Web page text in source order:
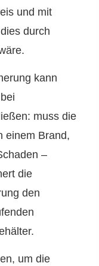
und mit
durch
kann
muss die
einem Brand,
–
die
den
um die